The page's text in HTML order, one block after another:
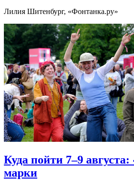
Лилия Шитенбург, «Фонтанка.ру»
Куда пойти 7–9
марки